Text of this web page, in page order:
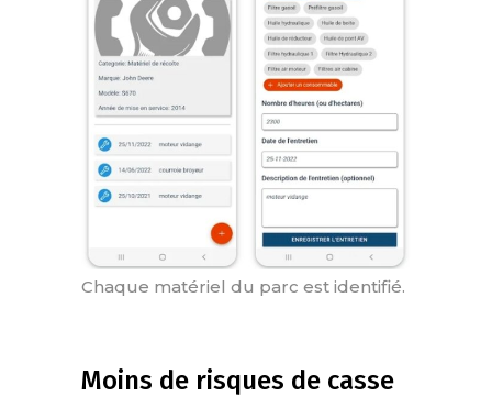
Chaque matériel du parc est identifié.
Moins de risques de casse